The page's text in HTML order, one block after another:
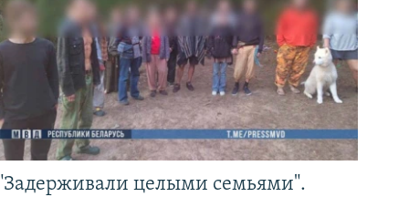
целыми семьями".